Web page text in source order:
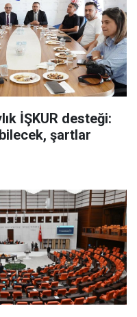
İŞKUR desteği:
şartlar